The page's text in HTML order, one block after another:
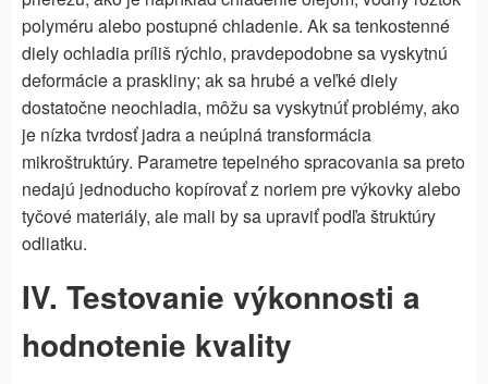
polyméru alebo postupné chladenie. Ak sa tenkostenné
diely ochladia príliš rýchlo, pravdepodobne sa vyskytnú
deformácie a praskliny; ak sa hrubé a veľké diely
dostatočne neochladia, môžu sa vyskytnúť problémy, ako
je nízka tvrdosť jadra a neúplná transformácia
mikroštruktúry. Parametre tepelného spracovania sa preto
nedajú jednoducho kopírovať z noriem pre výkovky alebo
tyčové materiály, ale mali by sa upraviť podľa štruktúry
odliatku.
IV. Testovanie výkonnosti a
hodnotenie kvality